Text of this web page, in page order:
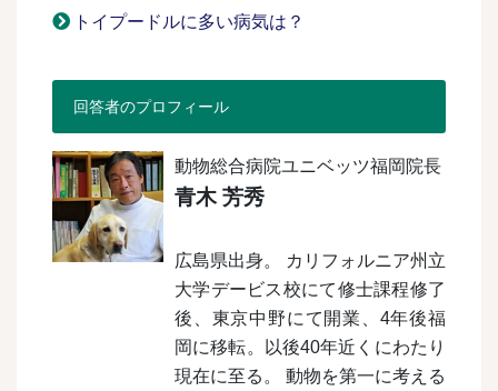
トイプードルに多い病気は？
回答者のプロフィール
動物総合病院ユニベッツ福岡院長
青木 芳秀
広島県出身。 カリフォルニア州立
大学デービス校にて修士課程修了
後、東京中野にて開業、4年後福
岡に移転。以後40年近くにわたり
現在に至る。 動物を第一に考える